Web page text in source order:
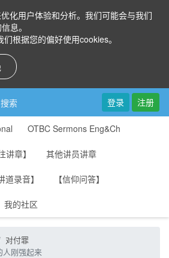
化用户体验和分析。我们可能会与我们
息。
根据您的偏好使用cookies。
搜索 登录 注册
OTBC Sermons Eng&Ch
讲章】 其他讲员讲章
道录音】 【信仰问答】
我的社区
对付罪
人刚强起来